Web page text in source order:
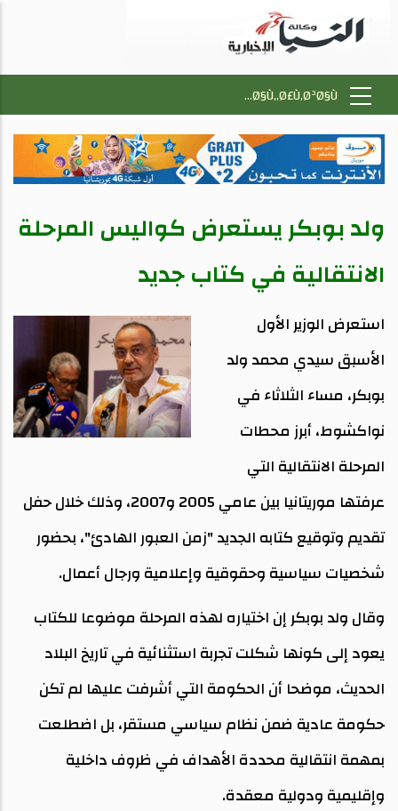
ولد بوبكر يستعرض كواليس المرحلة
الانتقالية في كتاب جديد
استعرض الوزير الأول
الأسبق سيدي محمد ولد
بوبكر، مساء الثلاثاء في
نواكشوط، أبرز محطات
المرحلة الانتقالية التي
عرفتها موريتانيا بين عامي 2005 و2007، وذلك خلال حفل
تقديم وتوقيع كتابه الجديد "زمن العبور الهادئ"، بحضور
شخصيات سياسية وحقوقية وإعلامية ورجال أعمال.
وقال ولد بوبكر إن اختياره لهذه المرحلة موضوعا للكتاب
يعود إلى كونها شكلت تجربة استثنائية في تاريخ البلاد
الحديث، موضحا أن الحكومة التي أشرفت عليها لم تكن
حكومة عادية ضمن نظام سياسي مستقر، بل اضطلعت
بمهمة انتقالية محددة الأهداف في ظروف داخلية
وإقليمية ودولية معقدة.